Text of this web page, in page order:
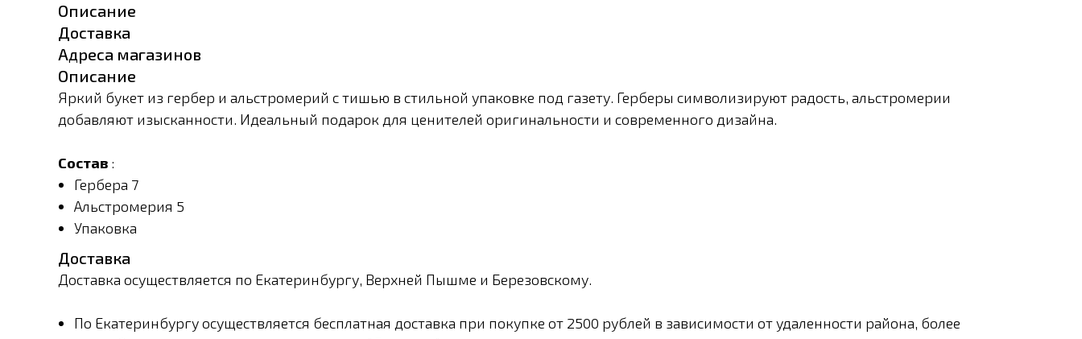
Описание
Доставка
Адреса магазинов
Описание
Яркий букет из гербер и альстромерий с тишью в стильной упаковке под газету. Герберы символизируют радость, альстромерии
добавляют изысканности. Идеальный подарок для ценителей оригинальности и современного дизайна.
Состав :
Гербера 7
Альстромерия 5
Упаковка
Доставка
Доставка осуществляется по Екатеринбургу, Верхней Пышме и Березовскому.
По Екатеринбургу осуществляется бесплатная доставка при покупке от 2500 рублей в зависимости от удаленности района, более